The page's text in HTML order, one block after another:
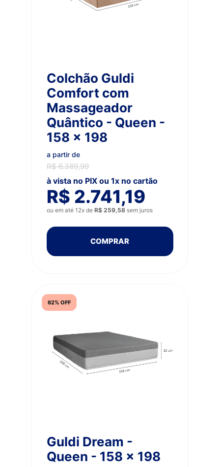
Colchão Guldi
Comfort com
Massageador
Quântico - Queen -
158 x 198
a partir de
R$ 6.389,99
à vista no PIX ou 1x no cartão
R$ 2.741,19
ou em até 12x de R$ 259,58sem juros
COMPRAR
62% OFF
Guldi Dream -
Queen - 158 x 198